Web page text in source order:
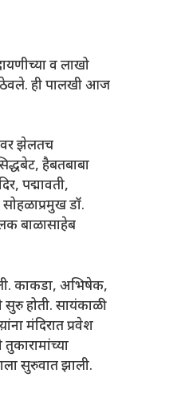
व लाखो
ठेवले. ही पालखी आज
झेलतच
हैबतबाबा
पद्मावती,
डॉ.
बाळासाहेब
काकडा, अभिषेक,
सुरु होती. सायंकाळी
मंदिरात प्रवेश
सुरुवात झाली.